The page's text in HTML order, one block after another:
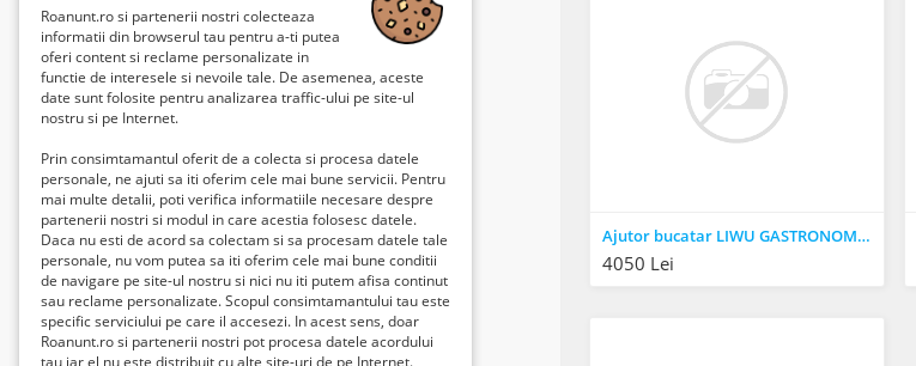
Ajutor bucatar LIWU GASTRONOMIC SRL
4050 Lei
Roanunt.ro si partenerii nostri colecteaza
informatii din browserul tau pentru a-ti putea
oferi content si reclame personalizate in
functie de interesele si nevoile tale. De asemenea, aceste
date sunt folosite pentru analizarea traffic-ului pe site-ul
nostru si pe Internet.
Prin consimtamantul oferit de a colecta si procesa datele
personale, ne ajuti sa iti oferim cele mai bune servicii. Pentru
mai multe detalii, poti verifica informatiile necesare despre
partenerii nostri si modul in care acestia folosesc datele.
Daca nu esti de acord sa colectam si sa procesam datele tale
personale, nu vom putea sa iti oferim cele mai bune conditii
de navigare pe site-ul nostru si nici nu iti putem afisa continut
sau reclame personalizate. Scopul consimtamantului tau este
specific serviciului pe care il accesezi. In acest sens, doar
Roanunt.ro si partenerii nostri pot procesa datele acordului
tau iar el nu este distribuit cu alte site-uri de pe Internet.